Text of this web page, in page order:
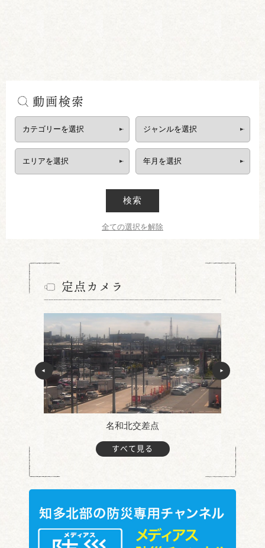
動画検索
検索
全ての選択を解除
定点カメラ
名和北交差点
すべて見る